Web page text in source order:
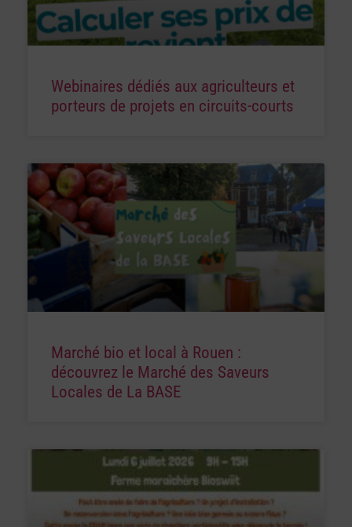
Webinaires dédiés aux agriculteurs et
porteurs de projets en circuits-courts
Marché bio et local à Rouen :
découvrez le Marché des Saveurs
Locales de La BASE